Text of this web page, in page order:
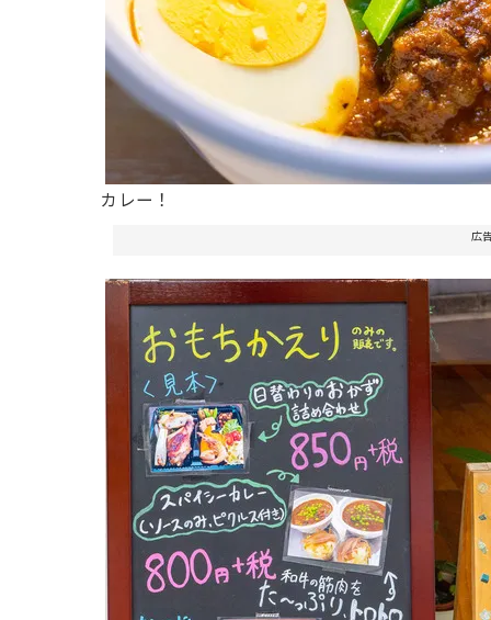
カレー！
広